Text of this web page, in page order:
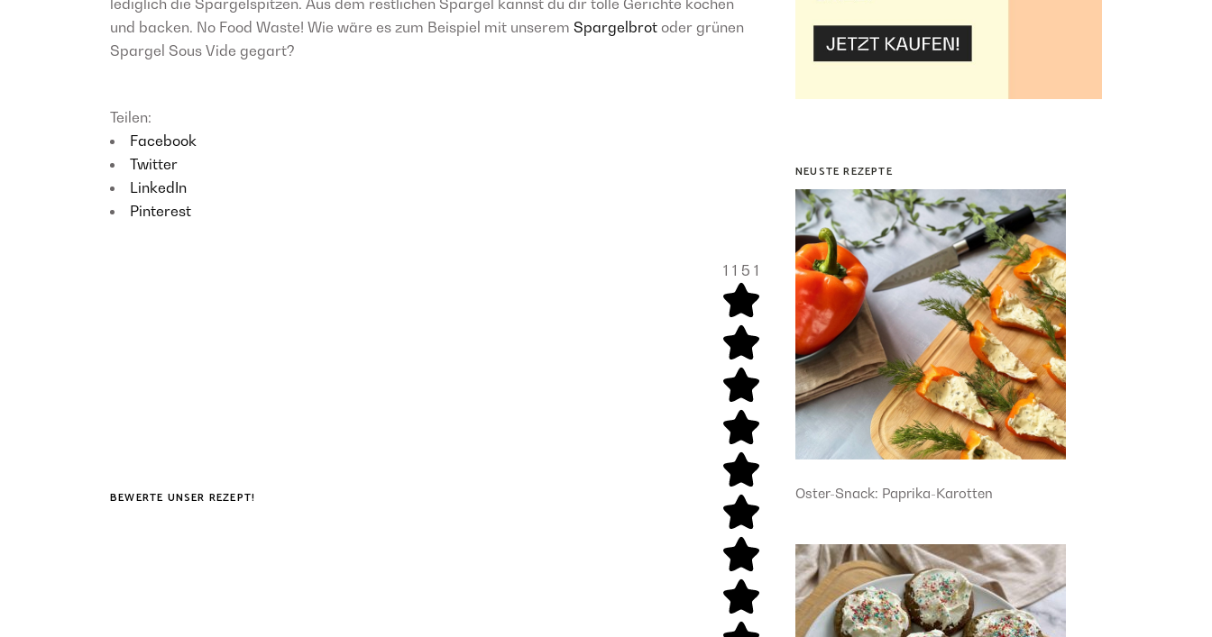
lediglich die Spargelspitzen. Aus dem restlichen Spargel kannst du dir tolle Gerichte kochen
und backen. No Food Waste! Wie wäre es zum Beispiel mit unserem Spargelbrot oder grünen
Spargel Sous Vide gegart?
Teilen:
Facebook
Twitter
LinkedIn
Pinterest
BEWERTE UNSER REZEPT!
1 1 5 1
NEUSTE REZEPTE
Oster-Snack: Paprika-Karotten